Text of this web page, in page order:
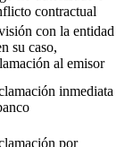
contractual
con la entidad
su caso,
al emisor
inmediata
por